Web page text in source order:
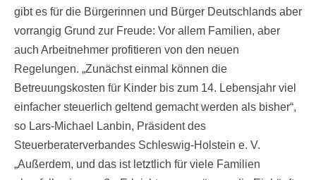
gibt es für die Bürgerinnen und Bürger Deutschlands aber
vorrangig Grund zur Freude: Vor allem Familien, aber
auch Arbeitnehmer profitieren von den neuen
Regelungen. „Zunächst einmal können die
Betreuungskosten für Kinder bis zum 14. Lebensjahr viel
einfacher steuerlich geltend gemacht werden als bisher“,
so Lars-Michael Lanbin, Präsident des
Steuerberaterverbandes Schleswig-Holstein e. V.
„Außerdem, und das ist letztlich für viele Familien